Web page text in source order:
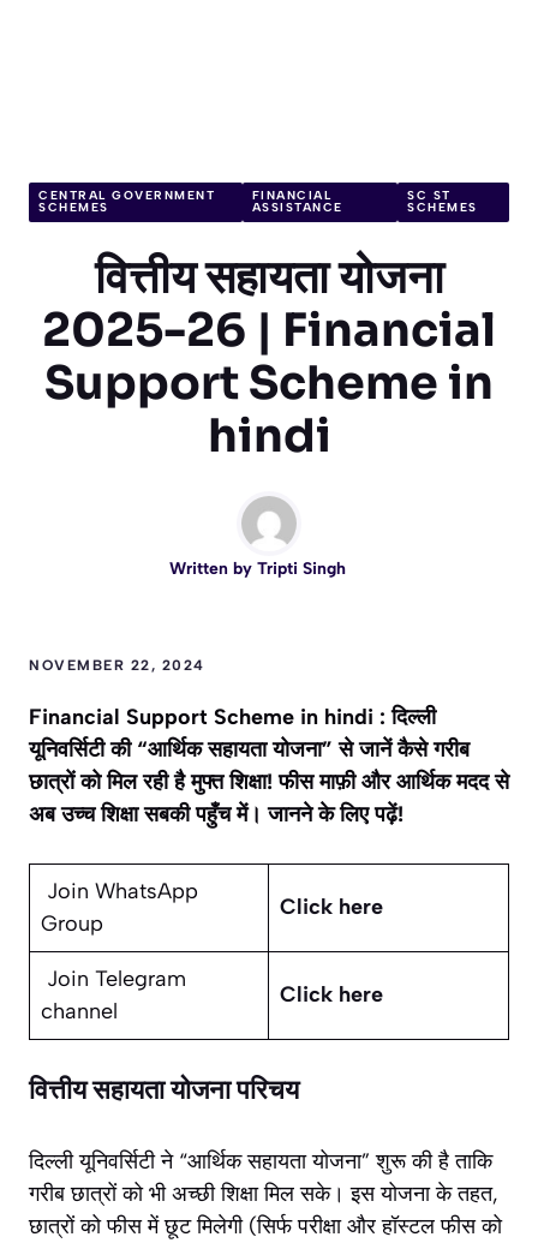
CENTRAL GOVERNMENT
SCHEMES
FINANCIAL
ASSISTANCE
SC ST
SCHEMES
वित्तीय सहायता योजना
2025-26 | Financial
Support Scheme in
hindi
Written by Tripti Singh
NOVEMBER 22, 2024
Financial Support Scheme in hindi : दिल्ली
यूनिवर्सिटी की “आर्थिक सहायता योजना” से जानें कैसे गरीब
छात्रों को मिल रही है मुफ्त शिक्षा! फीस माफ़ी और आर्थिक मदद से
अब उच्च शिक्षा सबकी पहुँच में। जानने के लिए पढ़ें!
Join WhatsApp
Group
Click here
Join Telegram
channel
Click here
वित्तीय सहायता योजना परिचय
दिल्ली यूनिवर्सिटी ने “आर्थिक सहायता योजना” शुरू की है ताकि
गरीब छात्रों को भी अच्छी शिक्षा मिल सके। इस योजना के तहत,
छात्रों को फीस में छूट मिलेगी (सिर्फ परीक्षा और हॉस्टल फीस को